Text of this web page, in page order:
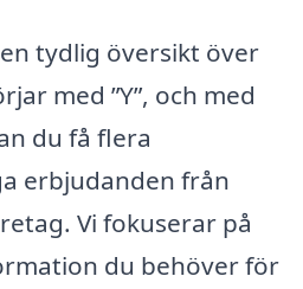
tydlig översikt över
med ”Y”, och med
du få flera
erbjudanden från
Vi fokuserar på
du behöver för